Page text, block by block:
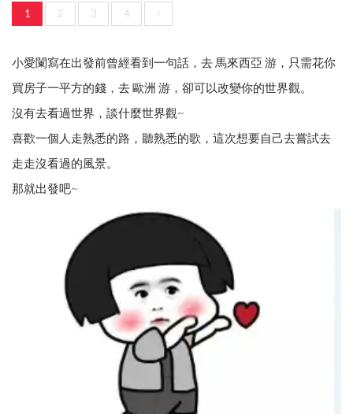
臉
1 2 3 4
小愛闌寫在出發前曾經看到一句話，去 馬來西亞 游，只需花你
買房子一平方的錢，去 歐洲 游，卻可以改變你的世界觀。
沒有去看過世界，談什麼世界觀~
喜歡一個人走熟悉的路，聽熟悉的歌，這次想要自己去嘗試去
走走沒看過的風景。
那就出發吧~